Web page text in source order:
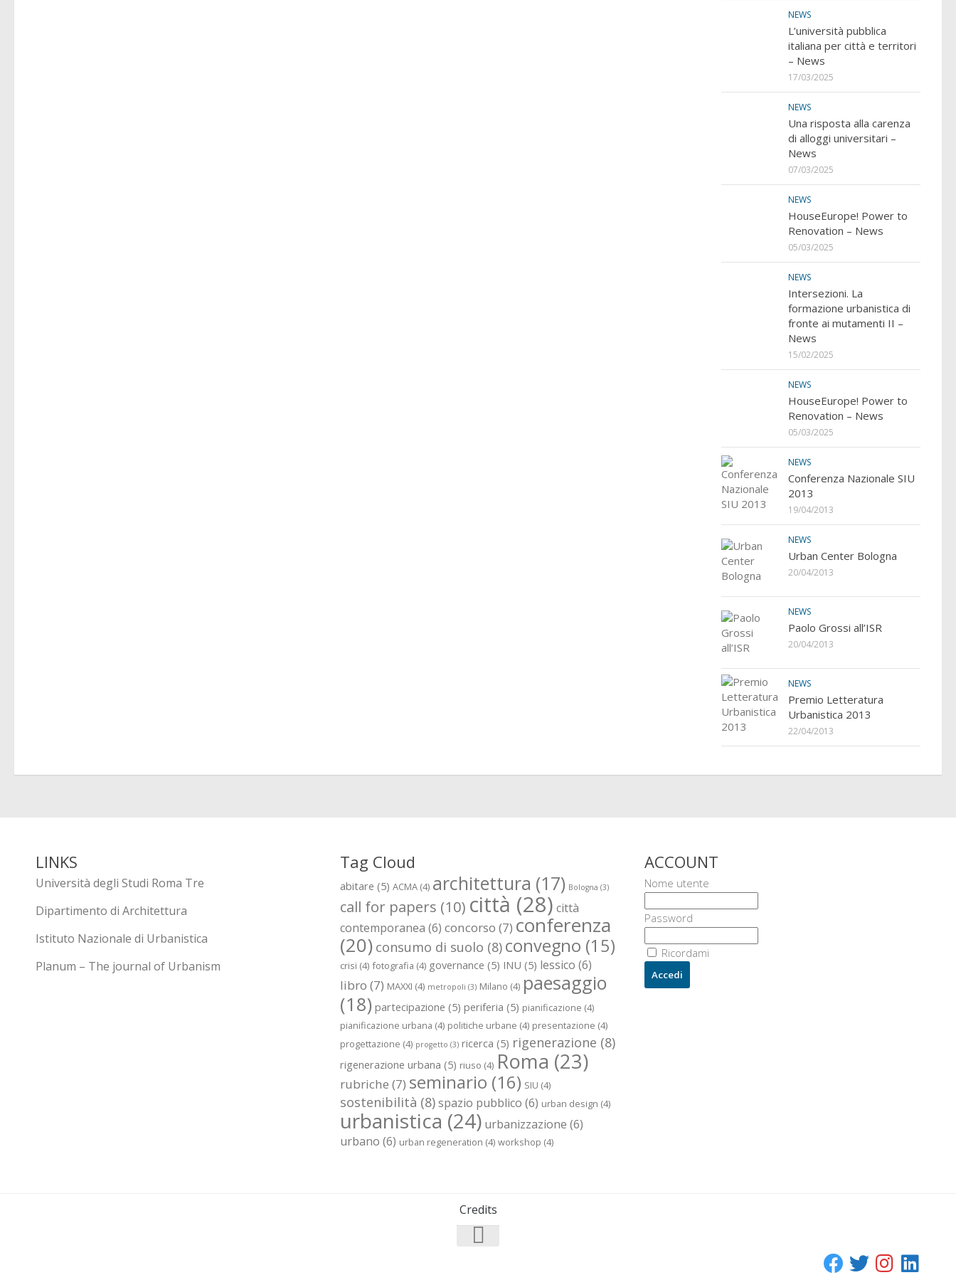
NEWS
L’università pubblica
italiana per città e territori
– News
17/03/2025
NEWS
Una risposta alla carenza
di alloggi universitari –
News
07/03/2025
NEWS
HouseEurope! Power to
Renovation – News
05/03/2025
NEWS
Intersezioni. La
formazione urbanistica di
fronte ai mutamenti II –
News
15/02/2025
NEWS
HouseEurope! Power to
Renovation – News
05/03/2025
NEWS
Conferenza Nazionale SIU
2013
19/04/2013
NEWS
Urban Center Bologna
20/04/2013
NEWS
Paolo Grossi all’ISR
20/04/2013
NEWS
Premio Letteratura
Urbanistica 2013
22/04/2013
LINKS
Università degli Studi Roma Tre
Dipartimento di Architettura
Istituto Nazionale di Urbanistica
Planum – The journal of Urbanism
Tag Cloud
abitare (5) ACMA(4) architettura (17) Bologna (3)
call for papers (10) città (28) città
contemporanea (6) concorso (7) conferenza
(20) consumo di suolo (8) convegno (15)
crisi (4) fotografia (4) governance (5) INU (5) lessico (6)
libro (7) MAXXI (4) metropoli (3) Milano (4) paesaggio
(18) partecipazione (5) periferia (5) pianificazione (4)
pianificazione urbana (4) politiche urbane (4) presentazione (4)
progettazione (4) progetto (3) ricerca (5) rigenerazione (8)
rigenerazione urbana (5) riuso (4) Roma (23)
rubriche (7) seminario (16) SIU (4)
sostenibilità (8)spazio pubblico (6) urban design (4)
urbanistica (24) urbanizzazione (6)
urbano (6) urban regeneration (4) workshop (4)
ACCOUNT
Nome utente
Password
Ricordami
Credits